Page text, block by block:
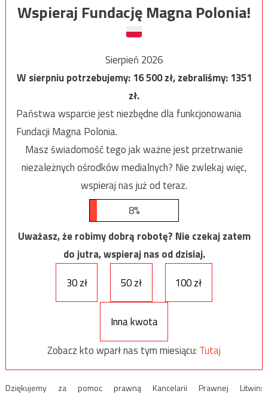
Wspieraj Fundację Magna Polonia!
Sierpień 2026
W sierpniu potrzebujemy:16 500zł, zebraliśmy:1351
zł.
Państwa wsparcie jest niezbędne dla funkcjonowania
Fundacji Magna Polonia.
Masz świadomość tego jak ważne jest przetrwanie
niezależnych ośrodków medialnych? Nie zwlekaj więc,
wspieraj nas już od teraz.
8%
Uważasz, że robimy dobrą robotę? Nie czekaj zatem
do jutra, wspieraj nas od dzisiaj.
30 zł
50 zł 100 zł
Inna kwota
Zobacz kto wparł nas tym miesiącu: Tutaj
Dziękujemy za pomoc prawną Kancelarii Prawnej Litwin: